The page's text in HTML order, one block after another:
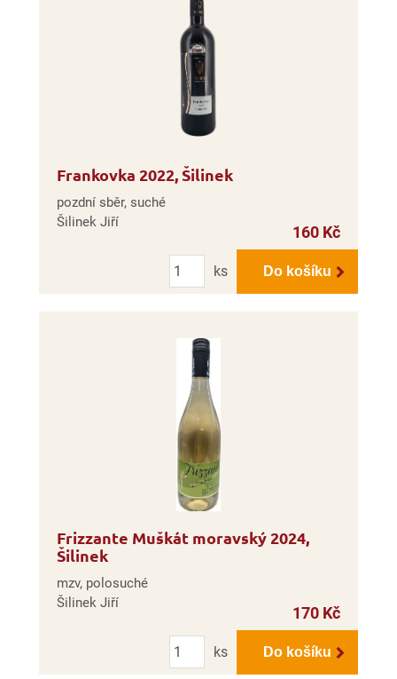
Frankovka 2022, Šilinek
pozdní sběr, suché
Šilinek Jiří
160 Kč
Počet
ks
Do košíku
Frizzante Muškát moravský 2024,
Šilinek
mzv, polosuché
Šilinek Jiří
170 Kč
Počet
ks
Do košíku